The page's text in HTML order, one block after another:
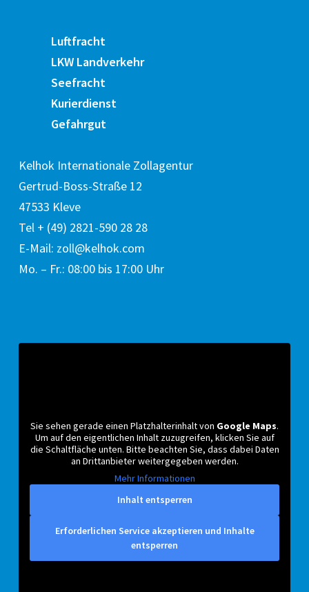
Luftfracht
LKW Landverkehr
Seefracht
Kurierdienst
Gefahrgut
Kelhok Internationale Zollagentur
Gertrud-Boss-Straße 12
47533 Kleve
Tel + (49) 2821-590 28 28
E-Mail: zoll@kelhok.com
Mo. – Fr.: 08:00 bis 17:00 Uhr
Sie sehen gerade einen Platzhalterinhalt von Google Maps.
Um auf den eigentlichen Inhalt zuzugreifen, klicken Sie auf
die Schaltfläche unten. Bitte beachten Sie, dass dabei Daten
an Drittanbieter weitergegeben werden.
Mehr Informationen
Inhalt entsperren
Erforderlichen Service akzeptieren und Inhalte
entsperren